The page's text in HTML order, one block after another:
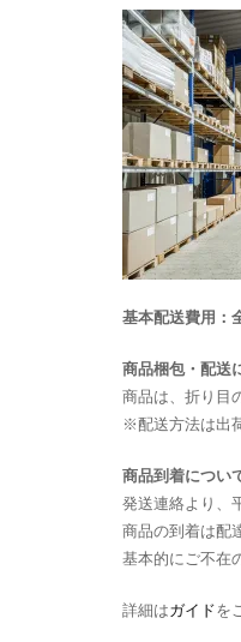
基本配送費用：
商品梱包・配送
商品は、折り目
※配送方法は出
商品到着につい
発送連絡より、
商品の到着は配
基本的にご不在
詳細はガイドを